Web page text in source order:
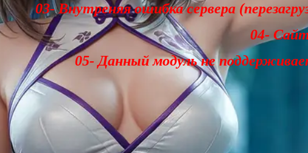
03- Внутреняя ошибка сервера
04-
05- Данный модуль не